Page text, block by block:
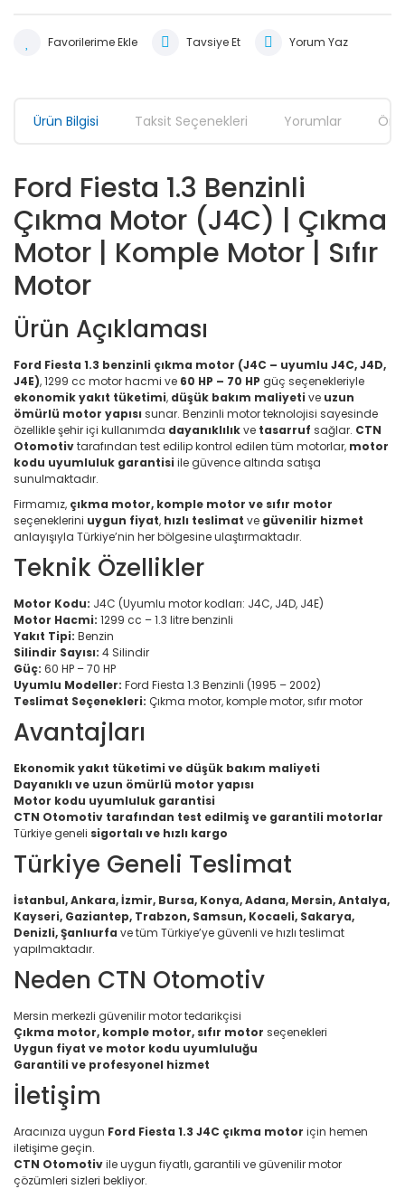
Tavsiye Et Yorum Yaz
Ürün Bilgisi Taksit Seçenekleri Yorumlar
Ford Fiesta 1.3 Benzinli
Çıkma Motor (J4C) | Çıkma
Motor | Komple Motor | Sıfır
Motor
Ürün Açıklaması
Ford Fiesta 1.3 benzinli çıkma motor (J4C – uyumlu J4C, J4D,
J4E), 1299 cc motor hacmi ve 60 HP – 70 HP güç seçenekleriyle
ekonomik yakıt tüketimi, düşük bakım maliyeti ve uzun
ömürlü motor yapısı sunar. Benzinli motor teknolojisi sayesinde
özellikle şehir içi kullanımda dayanıklılıkve tasarruf sağlar. CTN
Otomotivtarafından test edilip kontrol edilen tüm motorlar, motor
kodu uyumluluk garantisi ile güvence altında satışa
sunulmaktadır.
Firmamız, çıkma motor, komple motor ve sıfır motor
seçeneklerini uygun fiyat, hızlı teslimat ve güvenilir hizmet
anlayışıyla Türkiye’nin her bölgesine ulaştırmaktadır.
Teknik Özellikler
Motor Kodu: J4C (Uyumlu motor kodları: J4C, J4D, J4E)
Motor Hacmi: 1299 cc – 1.3 litre benzinli
Yakıt Tipi: Benzin
Silindir Sayısı: 4 Silindir
Güç: 60 HP – 70 HP
Uyumlu Modeller: Ford Fiesta 1.3 Benzinli (1995 – 2002)
Teslimat Seçenekleri: Çıkma motor, komple motor, sıfır motor
Avantajları
Ekonomik yakıt tüketimi ve düşük bakım maliyeti
Dayanıklı ve uzun ömürlü motor yapısı
Motor kodu uyumluluk garantisi
CTN Otomotiv tarafından test edilmiş ve garantili motorlar
Türkiye geneli sigortalı ve hızlı kargo
Türkiye Geneli Teslimat
İstanbul, Ankara, İzmir, Bursa, Konya, Adana, Mersin, Antalya,
Kayseri, Gaziantep, Trabzon, Samsun, Kocaeli, Sakarya,
Denizli, Şanlıurfa ve tüm Türkiye’ye güvenli ve hızlı teslimat
yapılmaktadır.
Neden CTN Otomotiv
Mersin merkezli güvenilir motor tedarikçisi
Çıkma motor, komple motor, sıfır motor seçenekleri
Uygun fiyat ve motor kodu uyumluluğu
Garantili ve profesyonel hizmet
İletişim
Aracınıza uygun Ford Fiesta 1.3 J4C çıkma motor için hemen
iletişime geçin.
CTN Otomotivile uygun fiyatlı, garantili ve güvenilir motor
çözümleri sizleri bekliyor.